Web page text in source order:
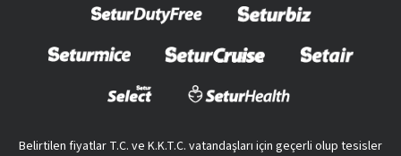
Belirtilen fiyatlar T.C. ve K.K.T.C. vatandaşları için geçerli olup tesisler